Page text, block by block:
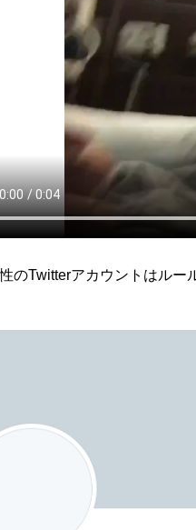
のTwitterアカウントはルー